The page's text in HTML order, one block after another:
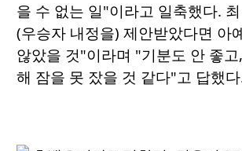
을 수 없는 일"이라고 일축했다.
(우승자 내정을) 제안받았다면 아
않았을 것"이라며 "기분도 안 좋
해 잠을 못 잤을 것 같다"고 답했